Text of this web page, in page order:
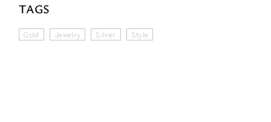
TAGS
Gold Jewelry Silver Style